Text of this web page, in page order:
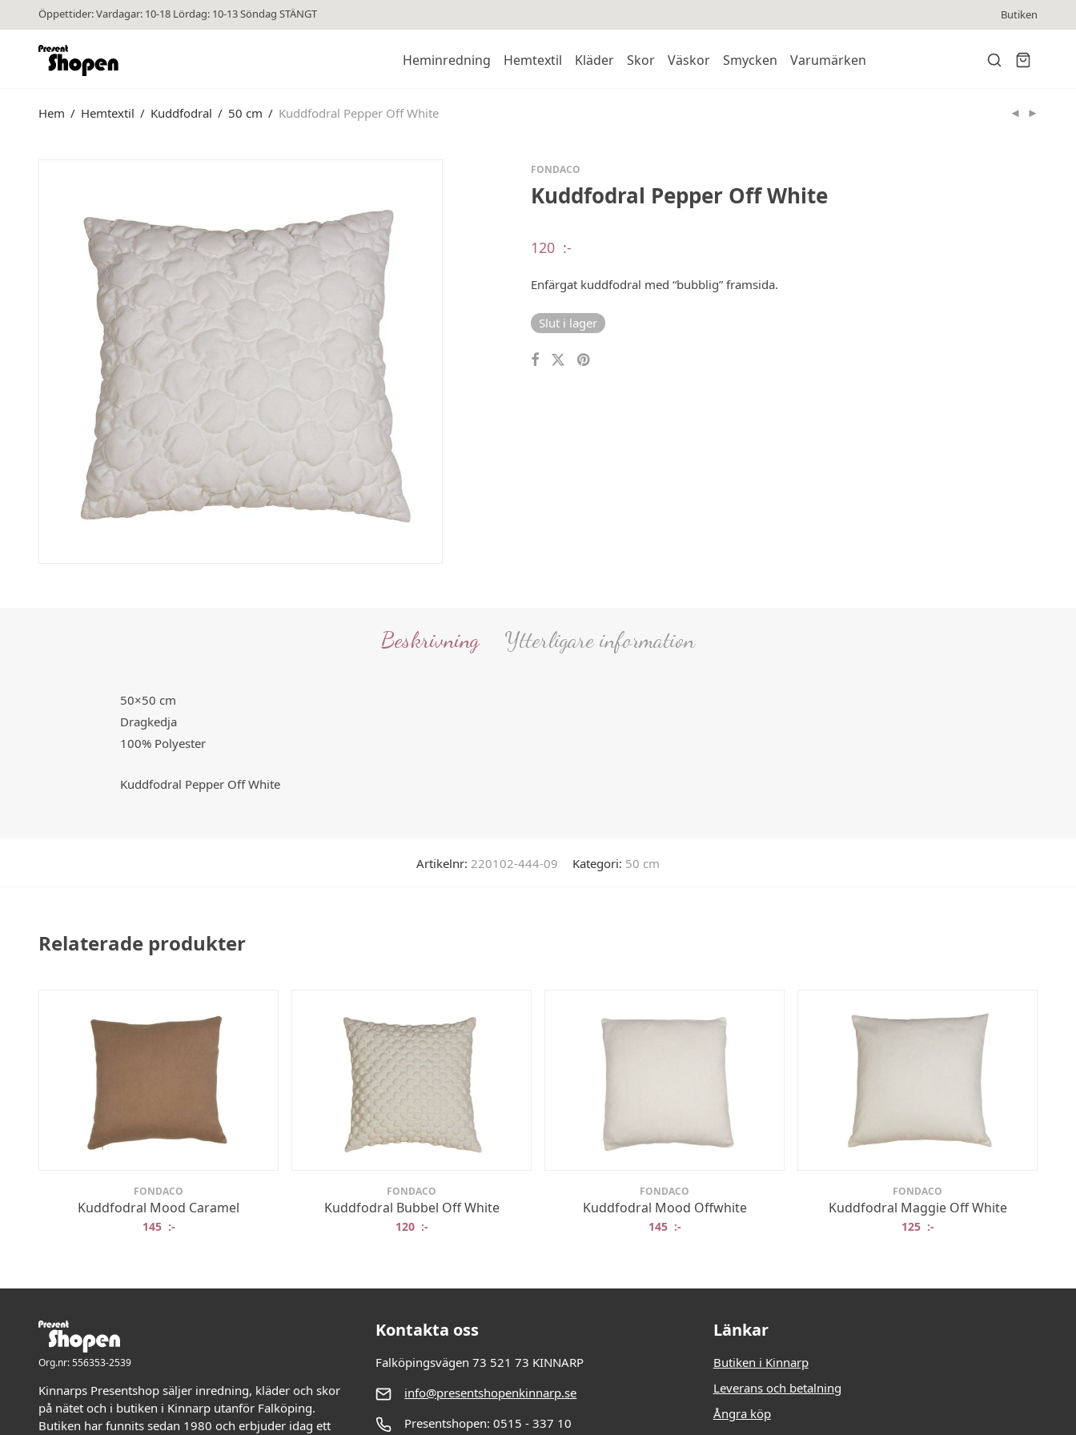
Öppettider: Vardagar: 10-18 Lördag: 10-13 Söndag STÄNGT Butiken
Heminredning Hemtextil Kläder Skor Väskor Smycken Varumärken
Hem / Hemtextil / Kuddfodral / 50 cm / Kuddfodral Pepper Off White
FONDACO
Kuddfodral Pepper Off White
120 :-
Enfärgat kuddfodral med “bubblig” framsida.
Slut i lager
Beskrivning Ytterligare information
50×50 cm
Dragkedja
100% Polyester
Kuddfodral Pepper Off White
Artikelnr: 220102-444-09 Kategori: 50 cm
Relaterade produkter
FONDACO
Kuddfodral Mood Caramel
145 :-
FONDACO
Kuddfodral Bubbel Off White
120 :-
FONDACO
Kuddfodral Mood Offwhite
145 :-
FONDACO
Kuddfodral Maggie Off White
125 :-
Org.nr: 556353-2539
Kinnarps Presentshop säljer inredning, kläder och skor
på nätet och i butiken i Kinnarp utanför Falköping.
Butiken har funnits sedan 1980 och erbjuder idag ett
Kontakta oss
Falköpingsvägen 73 521 73 KINNARP
info@presentshopenkinnarp.se
Presentshopen: 0515 - 337 10
Länkar
Butiken i Kinnarp
Leverans och betalning
Ångra köp